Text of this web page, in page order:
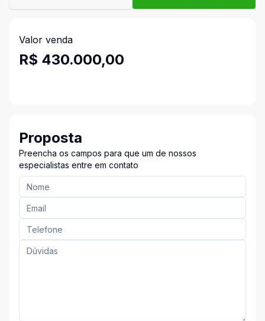
Valor venda
R$ 430.000,00
Proposta
Preencha os campos para que um de nossos
especialistas entre em contato